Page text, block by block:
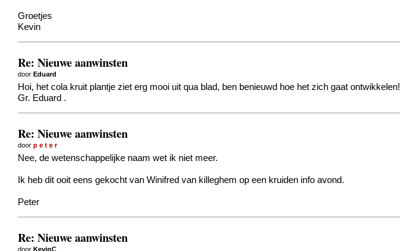
Groetjes
Kevin
Re: Nieuwe aanwinsten
doorEduard
Hoi, het cola kruit plantje ziet erg mooi uit qua blad, ben benieuwd hoe het zich gaat ontwikkelen!
Gr. Eduard .
Re: Nieuwe aanwinsten
doorp e t e r
Nee, de wetenschappelijke naam wet ik niet meer.
Ik heb dit ooit eens gekocht van Winifred van killeghem op een kruiden info avond.
Peter
Re: Nieuwe aanwinsten
doorKevinC